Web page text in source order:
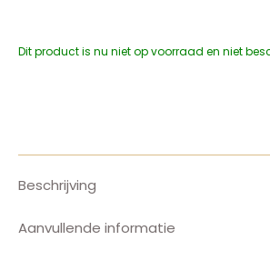
Dit product is nu niet op voorraad en niet
Beschrijving
Aanvullende informatie